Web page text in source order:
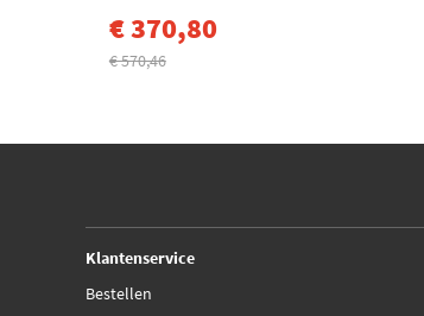
€ 370,80
€ 570,46
Klantenservice
Bestellen